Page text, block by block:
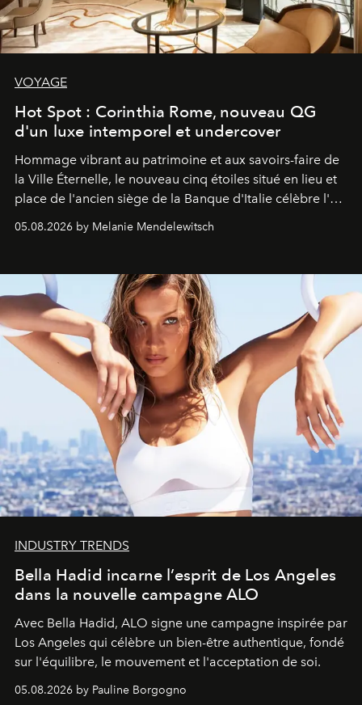
VOYAGE
Hot Spot : Corinthia Rome, nouveau QG
d'un luxe intemporel et undercover
Hommage vibrant au patrimoine et aux savoirs-faire de
la Ville Éternelle, le nouveau cinq étoiles situé en lieu et
place de l'ancien siège de la Banque d'Italie célèbre l'art
de vivre Romain dans toute son élégance intemporelle.
05.08.2026 by Melanie Mendelewitsch
INDUSTRY TRENDS
Bella Hadid incarne l’esprit de Los Angeles
dans la nouvelle campagne ALO
Avec Bella Hadid, ALO signe une campagne inspirée par
Los Angeles qui célèbre un bien-être authentique, fondé
sur l'équilibre, le mouvement et l'acceptation de soi.
05.08.2026 by Pauline Borgogno